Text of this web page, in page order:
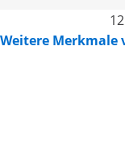
Weitere Merkmale